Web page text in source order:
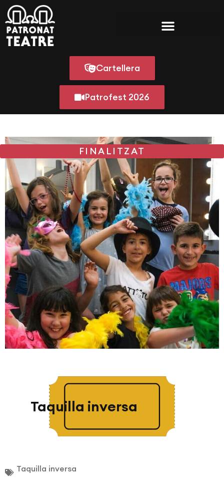
Cartellera
Patrofest 2026
FINALITZAT
Taquilla inversa
Taquilla inversa